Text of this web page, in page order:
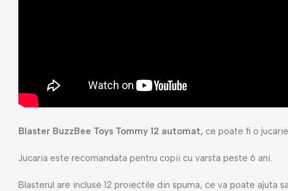
Blaster BuzzBee Toys Tommy 12 automat, ce poate fi o
Jucaria este recomandata pentru copii cu varsta peste 6 ani.
Blasterul are incluse 12 proiectile din spuma, ce va poate ajuta